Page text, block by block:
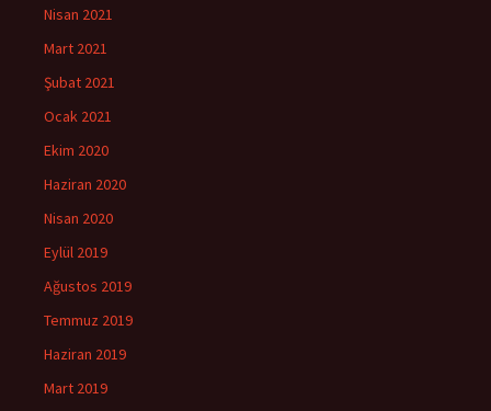
Nisan 2021
Mart 2021
Şubat 2021
Ocak 2021
Ekim 2020
Haziran 2020
Nisan 2020
Eylül 2019
Ağustos 2019
Temmuz 2019
Haziran 2019
Mart 2019